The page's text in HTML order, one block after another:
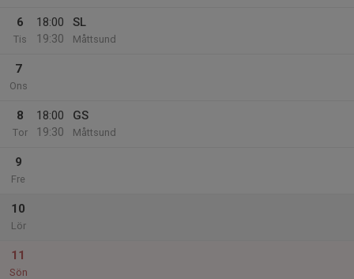
6
Tis
18:00
19:30
SL
Måttsund
7
Ons
8
Tor
18:00
19:30
GS
Måttsund
9
Fre
10
Lör
11
Sön